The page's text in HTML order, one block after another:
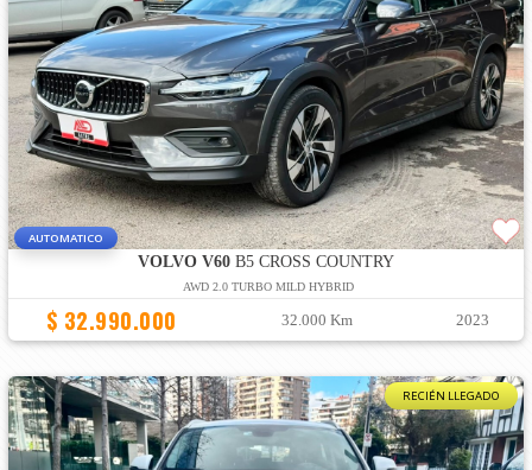
AUTOMATICO
VOLVO V60B5 CROSS COUNTRY
AWD 2.0 TURBO MILD HYBRID
$ 32.990.000 32.000 Km 2023
RECIÉN LLEGADO